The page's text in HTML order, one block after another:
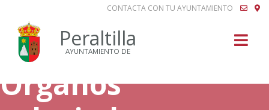
CONTACTA CON TU AYUNTAMIENTO
Peraltilla
AYUNTAMIENTO DE
Órganos